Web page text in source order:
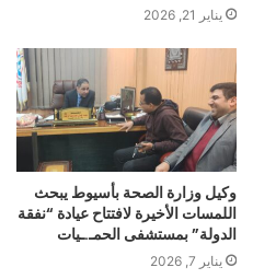
يناير 21, 2026
وكيل وزارة الصحة بأسيوط يبحث
اللمسات الأخيرة لافتتاح عيادة “نفقة
الدولة” بمستشفى الحمـ.ـيات
يناير 7, 2026